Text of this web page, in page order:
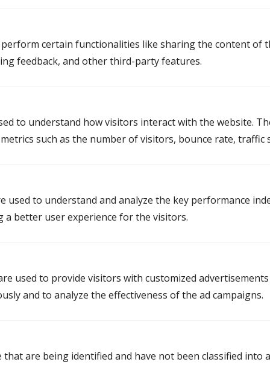
certain functionalities like sharing the content of
feedback, and other third-party features.
to understand how visitors interact with the website.
such as the number of visitors, bounce rate, traffic
used to understand and analyze the key performance
a better user experience for the visitors.
used to provide visitors with customized
and to analyze the effectiveness of the ad campaigns.
are being identified and have not been classified into
Mediator Groningen
Mediator Delfzijl
Mediator Leeuwarden
Mediator Heerenveen
Mediation Oosterwolde
Mediator Assen